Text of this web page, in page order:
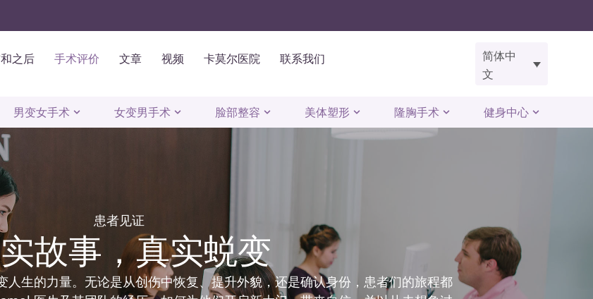
之后 手术评价 文章 视频 卡莫尔医院 联系我们
简体中
文
男变女手术 女变男手术 脸部整容 美体塑形 隆胸手术 健身中心
患者见证
故事，真实蜕变
生的力量。无论是从创伤中恢复、提升外貌，还是确认身份，患者们的旅程都